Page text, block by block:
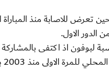
بوفون الى تعويض خيبة مونديال جنوب افريقيا
الشخصية بالنسبة لبوفون اذ